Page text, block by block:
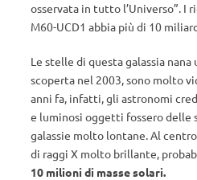
osservata in tutto l’Universo”. I
M60-UCD1 abbia più di 10
Le stelle di questa galassia
scoperta nel 2003, sono molto
anni fa, infatti, gli astronomi
e luminosi oggetti fossero delle
galassie molto lontane. Al
di raggi X molto brillante,
10 milioni di masse solari.